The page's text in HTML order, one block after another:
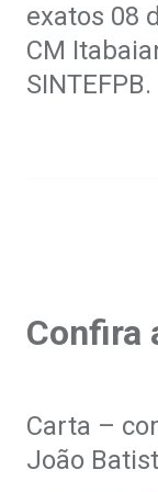
exatos 08
CM
SINTEFPB.
Confira
Carta –
João